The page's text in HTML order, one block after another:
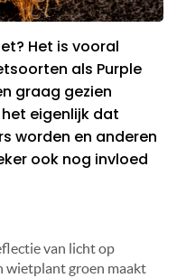
Het is vooral
als Purple
graag gezien
eigenlijk dat
worden en anderen
ook nog invloed
van licht op
wietplant groen maakt